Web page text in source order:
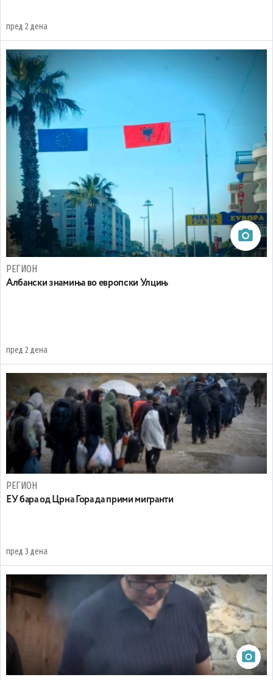
пред 2 дена
РЕГИОН
Aлбански знамиња во европски Улцињ
пред 2 дена
РЕГИОН
EУ бара од Црна Гора да прими мигранти
пред 3 дена